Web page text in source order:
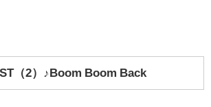
（2） ♪Boom Boom Back